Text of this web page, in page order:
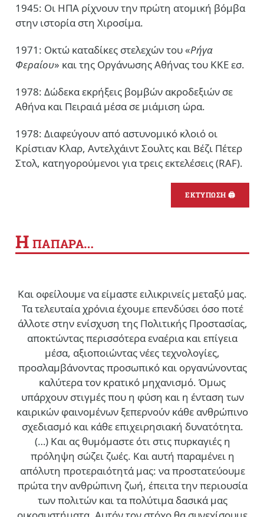
1945: Οι ΗΠΑ ρίχνουν την πρώτη ατομική βόμβα
στην ιστορία στη Χιροσίμα.
1971: Οκτώ καταδίκες στελεχών του «Ρήγα
Φεραίου» και της Οργάνωσης Αθήνας του ΚΚΕ εσ.
1978: Δώδεκα εκρήξεις βομβών ακροδεξιών σε
Αθήνα και Πειραιά μέσα σε μιάμιση ώρα.
1978: Διαφεύγουν από αστυνομικό κλοιό οι
Κρίστιαν Κλαρ, Αντελχάιντ Σουλτς και Βέζι Πέτερ
Στολ, κατηγορούμενοι για τρεις εκτελέσεις (RAF).
ΕΚΤΥΠΩΣΗ 🖨
Η ΠΑΠΑΡΑ…
Και οφείλουμε να είμαστε ειλικρινείς μεταξύ μας.
Τα τελευταία χρόνια έχουμε επενδύσει όσο ποτέ
άλλοτε στην ενίσχυση της Πολιτικής Προστασίας,
αποκτώντας περισσότερα εναέρια και επίγεια
μέσα, αξιοποιώντας νέες τεχνολογίες,
προσλαμβάνοντας προσωπικό και οργανώνοντας
καλύτερα τον κρατικό μηχανισμό. Όμως
υπάρχουν στιγμές που η φύση και η ένταση των
καιρικών φαινομένων ξεπερνούν κάθε ανθρώπινο
σχεδιασμό και κάθε επιχειρησιακή δυνατότητα.
(…) Και ας θυμόμαστε ότι στις πυρκαγιές η
πρόληψη σώζει ζωές. Και αυτή παραμένει η
απόλυτη προτεραιότητά μας: να προστατεύουμε
πρώτα την ανθρώπινη ζωή, έπειτα την περιουσία
των πολιτών και τα πολύτιμα δασικά μας